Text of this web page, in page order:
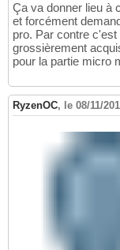
Ça va donner lieu à
et forcément
pro. Par contre
grossièrement
pour la partie micro
RyzenOC, le 08/11/